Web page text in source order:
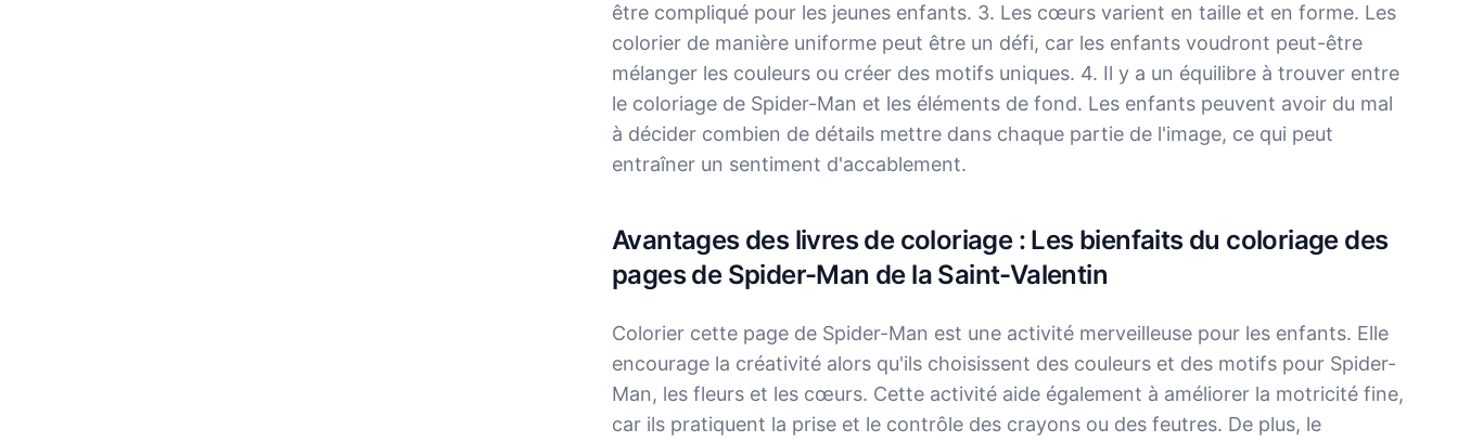
être compliqué pour les jeunes enfants. 3. Les cœurs varient en taille et en forme. Les
colorier de manière uniforme peut être un défi, car les enfants voudront peut-être
mélanger les couleurs ou créer des motifs uniques. 4. Il y a un équilibre à trouver entre
le coloriage de Spider-Man et les éléments de fond. Les enfants peuvent avoir du mal
à décider combien de détails mettre dans chaque partie de l'image, ce qui peut
entraîner un sentiment d'accablement.
Avantages des livres de coloriage : Les bienfaits du coloriage des
pages de Spider-Man de la Saint-Valentin
Colorier cette page de Spider-Man est une activité merveilleuse pour les enfants. Elle
encourage la créativité alors qu'ils choisissent des couleurs et des motifs pour Spider-
Man, les fleurs et les cœurs. Cette activité aide également à améliorer la motricité fine,
car ils pratiquent la prise et le contrôle des crayons ou des feutres. De plus, le